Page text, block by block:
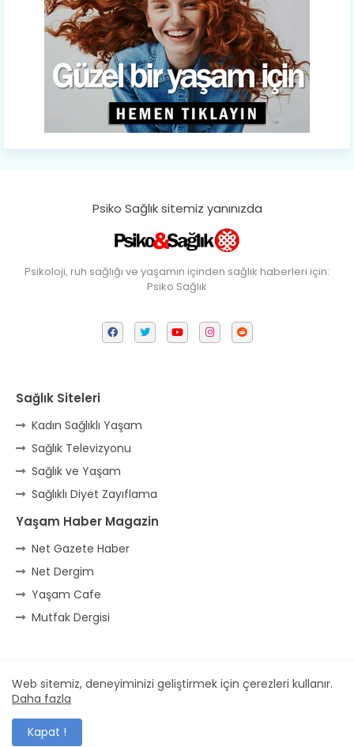
Psiko Sağlık sitemiz yanınızda
Psikoloji, ruh sağlığı ve yaşamın içinden sağlık haberleri için:
Psiko Sağlık
Sağlık Siteleri
Kadın Sağlıklı Yaşam
Sağlık Televizyonu
Sağlık ve Yaşam
Sağlıklı Diyet Zayıflama
Yaşam Haber Magazin
Net Gazete Haber
Net Dergim
Yaşam Cafe
Mutfak Dergisi
Ana Sayfa * İletişim
* Reklam
Dizayn -
Web sitemiz, deneyiminizi geliştirmek için çerezleri kullanır.
Daha fazla
Kapat !